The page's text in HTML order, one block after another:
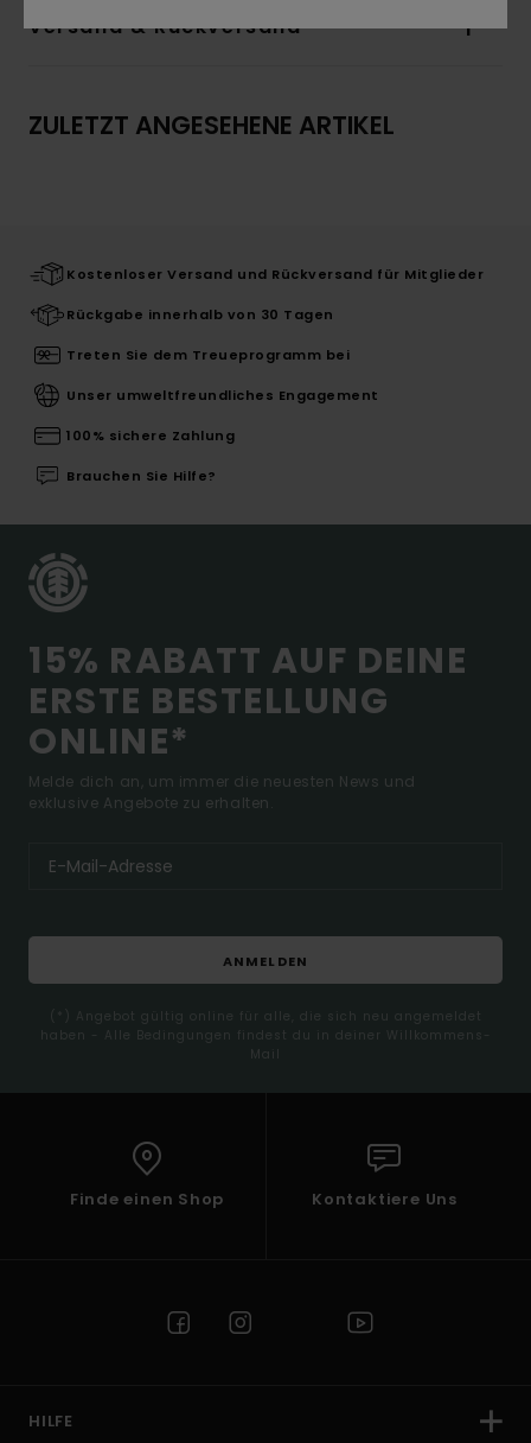
Versand & Rückversand
ZULETZT ANGESEHENE ARTIKEL
Kostenloser Versand und Rückversand für Mitglieder
Rückgabe innerhalb von 30 Tagen
Treten Sie dem Treueprogramm bei
Unser umweltfreundliches Engagement
100% sichere Zahlung
Brauchen Sie Hilfe?
15% RABATT AUF DEINE
ERSTE BESTELLUNG
ONLINE*
Melde dich an, um immer die neuesten News und
exklusive Angebote zu erhalten.
ANMELDEN
(*) Angebot gültig online für alle, die sich neu angemeldet
haben - Alle Bedingungen findest du in deiner Willkommens-
Mail
Finde einen Shop Kontaktiere Uns
HILFE